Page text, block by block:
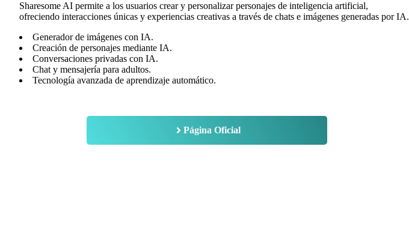
Sharesome AI permite a los usuarios crear y personalizar personajes de inteligencia artificial,
ofreciendo interacciones únicas y experiencias creativas a través de chats e imágenes generadas por IA.
Generador de imágenes con IA.
Creación de personajes mediante IA.
Conversaciones privadas con IA.
Chat y mensajería para adultos.
Tecnología avanzada de aprendizaje automático.
Página Oficial